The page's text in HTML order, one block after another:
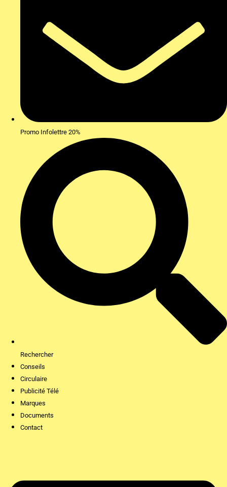
Promo Infolettre 20%
Rechercher
Conseils
Circulaire
Publicité Télé
Marques
Documents
Contact